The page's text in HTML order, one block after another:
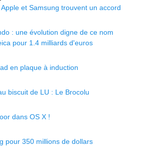
et Samsung trouvent un accord
: une évolution digne de ce nom
pour 1.4 milliards d'euros
en plaque à induction
biscuit de LU : Le Brocolu
dans OS X !
pour 350 millions de dollars